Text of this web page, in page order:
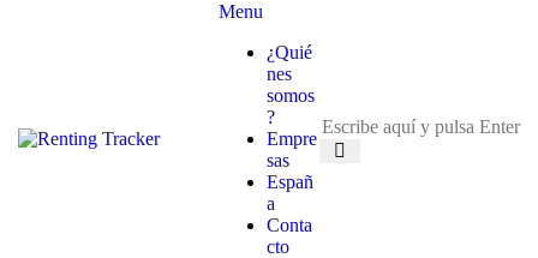
Menu
¿Quié
nes
somos
?
Empre
sas
Españ
a
Conta
cto